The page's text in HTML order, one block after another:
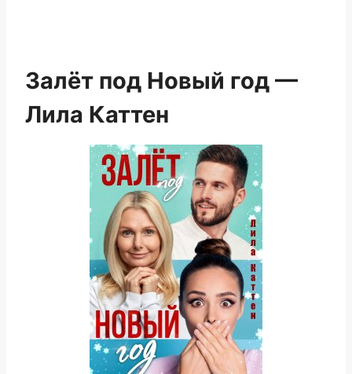
Залёт под Новый год —
Лила Каттен